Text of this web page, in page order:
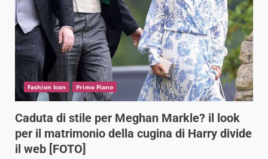
Fashion Icon Primo Piano
Caduta di stile per Meghan Markle? il look
per il matrimonio della cugina di Harry divide
il web [FOTO]